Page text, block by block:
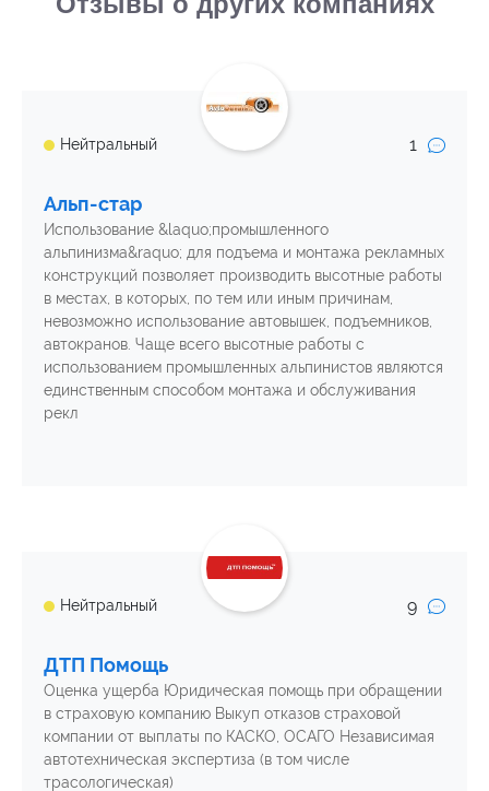
Нейтральный 1
Альп-стар
Использование &laquo;промышленного
альпинизма&raquo; для подъема и монтажа рекламных
конструкций позволяет производить высотные работы
в местах, в которых, по тем или иным причинам,
невозможно использование автовышек, подъемников,
автокранов. Чаще всего высотные работы с
использованием промышленных альпинистов являются
единственным способом монтажа и обслуживания
рекл
Нейтральный 9
ДТП Помощь
Оценка ущерба Юридическая помощь при обращении
в страховую компанию Выкуп отказов страховой
компании от выплаты по КАСКО, ОСАГО Независимая
автотехническая экспертиза (в том числе
трасологическая)